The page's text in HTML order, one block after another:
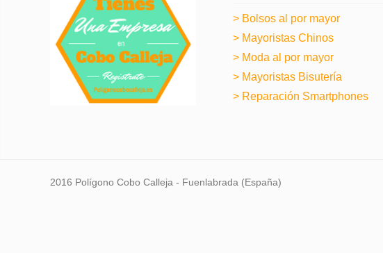
> Bolsos al por mayor
> Mayoristas Chinos
> Moda al por mayor
> Mayoristas Bisutería
> Reparación Smartphones
2016 Polígono Cobo Calleja - Fuenlabrada (España)